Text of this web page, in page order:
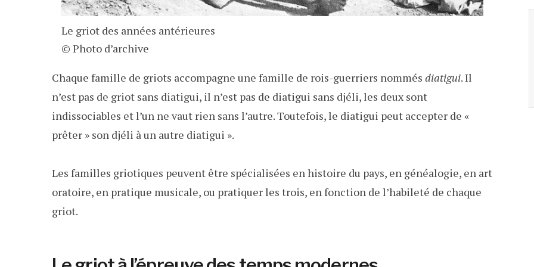
Le griot des années antérieures
© Photo d’archive
Chaque famille de griots accompagne une famille de rois-guerriers nommés diatigui. Il
n’est pas de griot sans diatigui, il n’est pas de diatigui sans djéli, les deux sont
indissociables et l’un ne vaut rien sans l’autre. Toutefois, le diatigui peut accepter de «
prêter » son djéli à un autre diatigui ».
Les familles griotiques peuvent être spécialisées en histoire du pays, en généalogie, en art
oratoire, en pratique musicale, ou pratiquer les trois, en fonction de l’habileté de chaque
griot.